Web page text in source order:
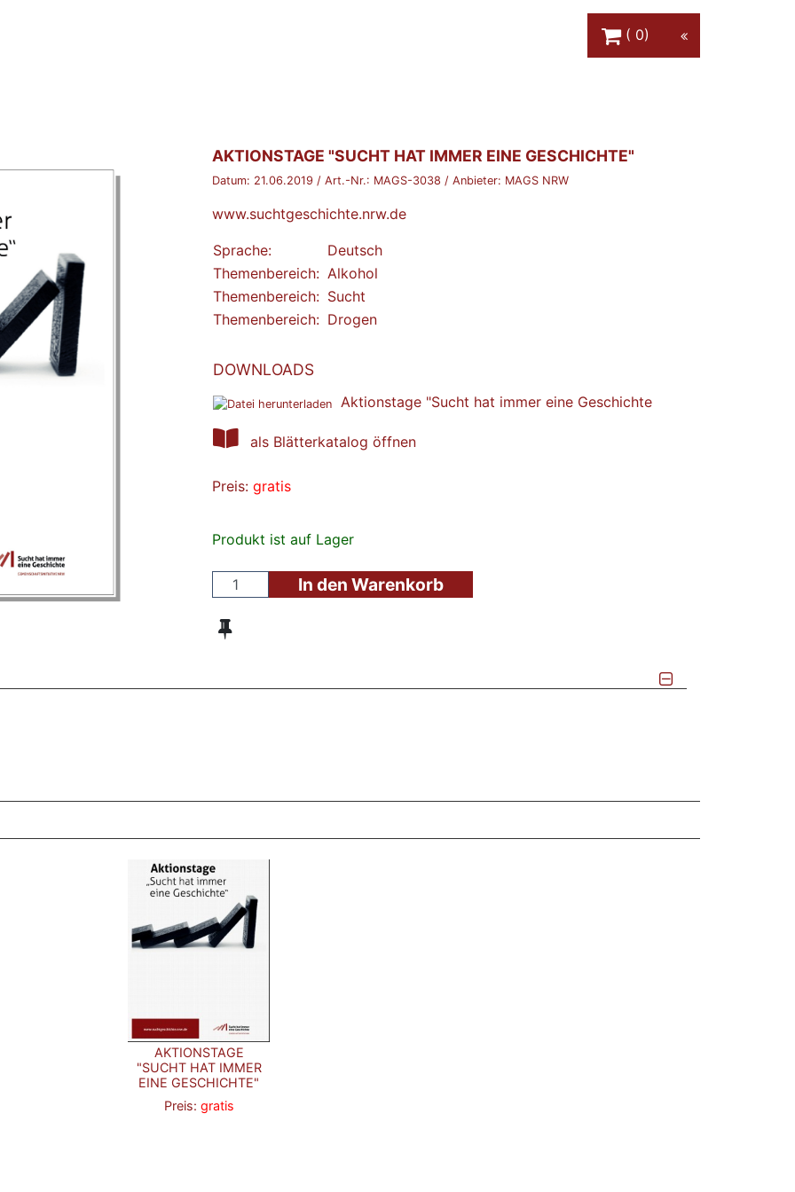
0
BROSCHÜRE:
AKTIONSTAGE "SUCHT HAT IMMER EINE GESCHICHTE"
Datum: 21.06.2019 / Art.-Nr.: MAGS-3038 / Anbieter: MAGS NRW
www.suchtgeschichte.nrw.de
Sprache:
Deutsch
Themenbereich: Alkohol
Themenbereich: Sucht
Themenbereich: Drogen
DOWNLOADS
Aktionstage "Sucht hat immer eine Geschichte
als Blätterkatalog öffnen
Preis: gratis
Produkt ist auf Lager
In den Warenkorb
ANGESEHENE BROSCHÜREN
AKTIONSTAGE
"SUCHT HAT IMMER
EINE GESCHICHTE"
Preis: gratis